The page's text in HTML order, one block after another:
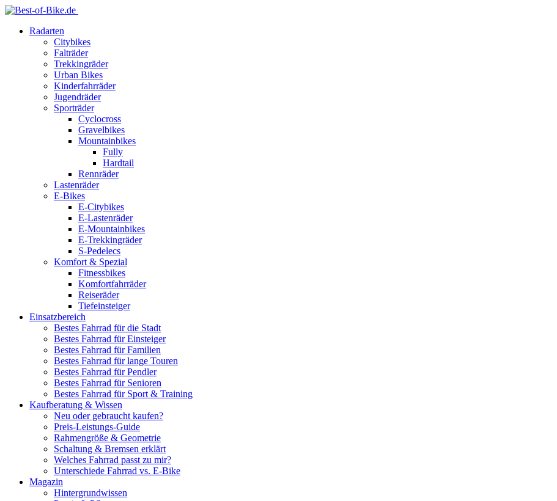
Radarten
Citybikes
Falträder
Trekkingräder
Urban Bikes
Kinderfahrräder
Jugendräder
Sporträder
Cyclocross
Gravelbikes
Mountainbikes
Fully
Hardtail
Rennräder
Lastenräder
E-Bikes
E-Citybikes
E-Lastenräder
E-Mountainbikes
E-Trekkingräder
S-Pedelecs
Komfort & Spezial
Fitnessbikes
Komfortfahrräder
Reiseräder
Tiefeinsteiger
Einsatzbereich
Bestes Fahrrad für die Stadt
Bestes Fahrrad für Einsteiger
Bestes Fahrrad für Familien
Bestes Fahrrad für lange Touren
Bestes Fahrrad für Pendler
Bestes Fahrrad für Senioren
Bestes Fahrrad für Sport & Training
Kaufberatung & Wissen
Neu oder gebraucht kaufen?
Preis-Leistungs-Guide
Rahmengröße & Geometrie
Schaltung & Bremsen erklärt
Welches Fahrrad passt zu mir?
Unterschiede Fahrrad vs. E-Bike
Magazin
Hintergrundwissen